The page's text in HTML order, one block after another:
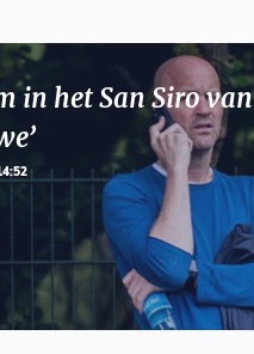
in het San Siro van